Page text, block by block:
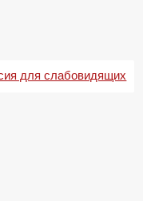
для слабовидящих